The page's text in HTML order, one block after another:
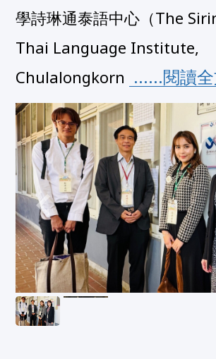
學詩琳通泰語中心（The
Thai Language Institute,
Chulalongkorn ......閱讀